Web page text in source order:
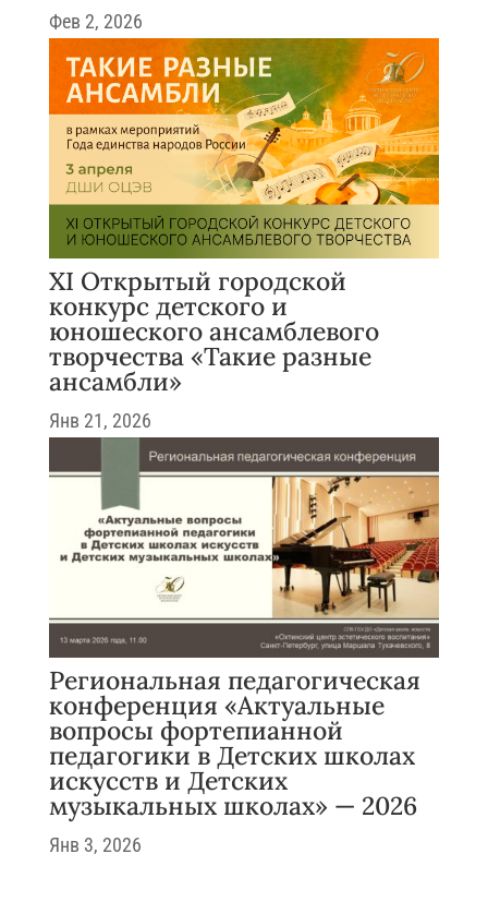
Фев 2, 2026
XI Открытый городской
конкурс детского и
юношеского ансамблевого
творчества «Такие разные
ансамбли»
Янв 21, 2026
Региональная педагогическая
конференция «Актуальные
вопросы фортепианной
педагогики в Детских школах
искусств и Детских
музыкальных школах» — 2026
Янв 3, 2026